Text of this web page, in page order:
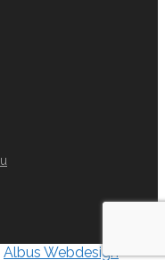
Albus Webdesign